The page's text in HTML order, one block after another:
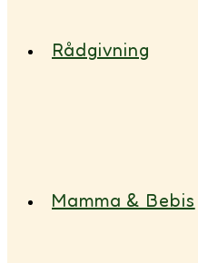
Rådgivning
Mamma & Bebis